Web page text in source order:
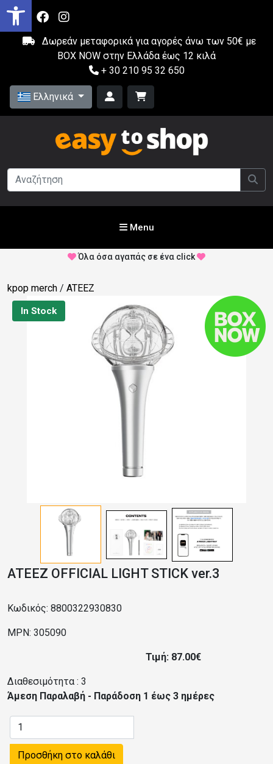
Δωρεάν μεταφορικά για αγορές άνω των 50€ με
BOX NOW στην Ελλάδα έως 12 κιλά
+ 30 210 95 32 650
Ελληνικά
Menu
Όλα όσα αγαπάς σε ένα click
kpop merch / ATEEZ
In Stock
ATEEZ OFFICIAL LIGHT STICK ver.3
Κωδικός: 8800322930830
MPN: 305090
Τιμή: 87.00€
Διαθεσιμότητα : 3
Άμεση Παραλαβή - Παράδοση 1 έως 3 ημέρες
Προσθήκη στο καλάθι